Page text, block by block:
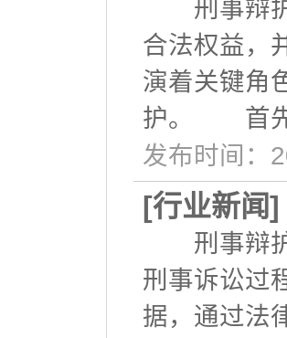
刑事辩护
合法权益，
演着关键角
护。 首先
发布时间：
[行业新闻]
刑事辩护
刑事诉讼过
据，通过法